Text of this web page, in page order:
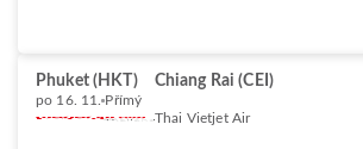
Phuket (HKT) Chiang Rai (CEI)
po 16. 11. Přímý
Thai Vietjet Air